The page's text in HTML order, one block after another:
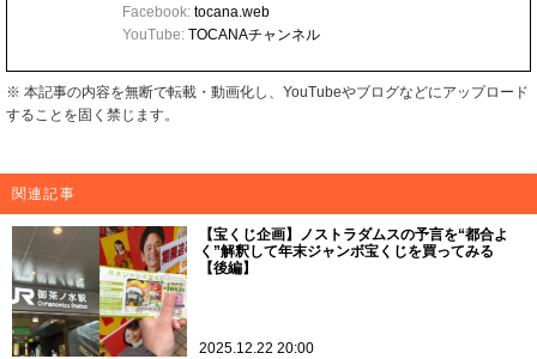
Facebook: tocana.web
YouTube: TOCANAチャンネル
※ 本記事の内容を無断で転載・動画化し、YouTubeやブログなどにアップロード
することを固く禁じます。
関連記事
【宝くじ企画】ノストラダムスの予言を“都合よ
く”解釈して年末ジャンボ宝くじを買ってみる
【後編】
2025.12.22 20:00